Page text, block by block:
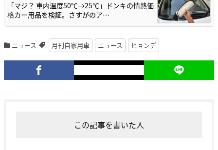
「マジ？ 車内温度50℃→25℃」ドンキの情熱価
格カー用品を検証。さすがのア…
ニュース 月刊自家用車 ニュース ヒョンデ
この記事を書いた人